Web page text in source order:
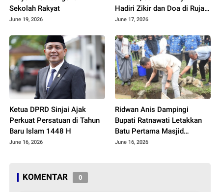
Sekolah Rakyat
June 19, 2026
Hadiri Zikir dan Doa di Rujab
Bupati
June 17, 2026
Ketua DPRD Sinjai Ajak
Perkuat Persatuan di Tahun
Baru Islam 1448 H
June 16, 2026
Ridwan Anis Dampingi
Bupati Ratnawati Letakkan
Batu Pertama Masjid
Ponpes
June 16, 2026
KOMENTAR 0